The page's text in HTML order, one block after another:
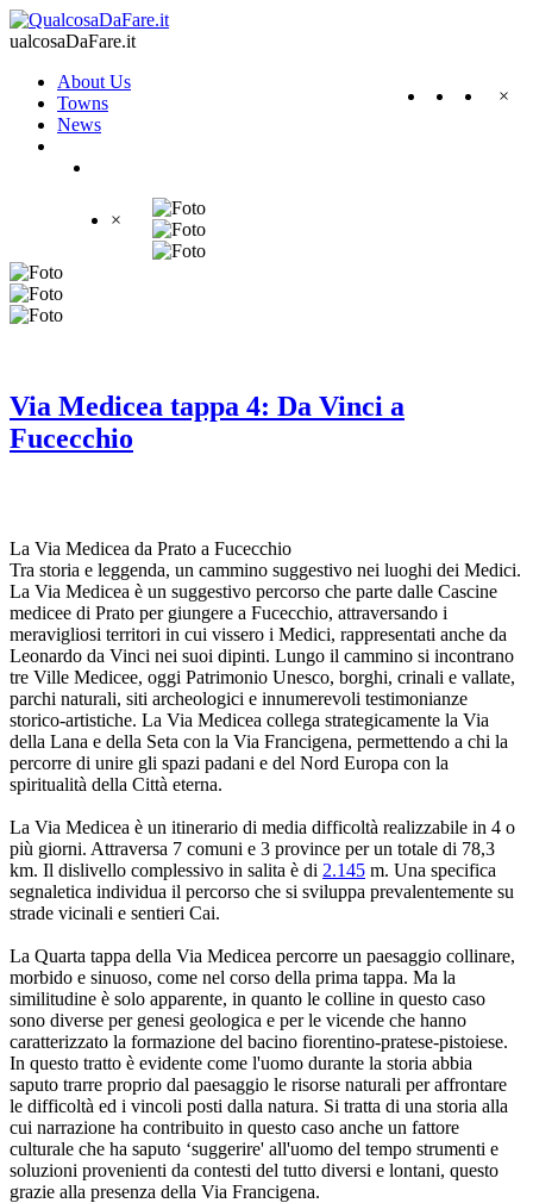
ualcosaDaFare.it
×
About Us
Towns
News
×
Via Medicea tappa 4: Da Vinci a
Fucecchio
La Via Medicea da Prato a Fucecchio
Tra storia e leggenda, un cammino suggestivo nei luoghi dei Medici.
La Via Medicea è un suggestivo percorso che parte dalle Cascine
medicee di Prato per giungere a Fucecchio, attraversando i
meravigliosi territori in cui vissero i Medici, rappresentati anche da
Leonardo da Vinci nei suoi dipinti. Lungo il cammino si incontrano
tre Ville Medicee, oggi Patrimonio Unesco, borghi, crinali e vallate,
parchi naturali, siti archeologici e innumerevoli testimonianze
storico-artistiche. La Via Medicea collega strategicamente la Via
della Lana e della Seta con la Via Francigena, permettendo a chi la
percorre di unire gli spazi padani e del Nord Europa con la
spiritualità della Città eterna.
La Via Medicea è un itinerario di media difficoltà realizzabile in 4 o
più giorni. Attraversa 7 comuni e 3 province per un totale di 78,3
km. Il dislivello complessivo in salita è di 2.145 m. Una specifica
segnaletica individua il percorso che si sviluppa prevalentemente su
strade vicinali e sentieri Cai.
La Quarta tappa della Via Medicea percorre un paesaggio collinare,
morbido e sinuoso, come nel corso della prima tappa. Ma la
similitudine è solo apparente, in quanto le colline in questo caso
sono diverse per genesi geologica e per le vicende che hanno
caratterizzato la formazione del bacino fiorentino-pratese-pistoiese.
In questo tratto è evidente come l'uomo durante la storia abbia
saputo trarre proprio dal paesaggio le risorse naturali per affrontare
le difficoltà ed i vincoli posti dalla natura. Si tratta di una storia alla
cui narrazione ha contribuito in questo caso anche un fattore
culturale che ha saputo ‘suggerire' all'uomo del tempo strumenti e
soluzioni provenienti da contesti del tutto diversi e lontani, questo
grazie alla presenza della Via Francigena.